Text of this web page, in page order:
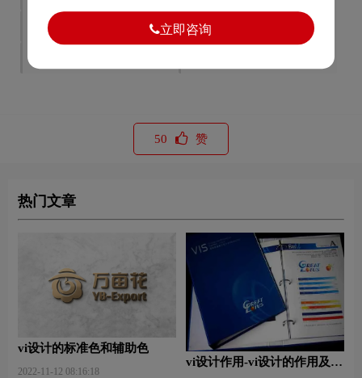
VI设计的目的与意义 学校VI设计要注意什么
50 赞
热门文章
vi设计的标准色和辅助色
2022-11-12 08:16:18
vi设计作用-vi设计的作用及意
立即咨询